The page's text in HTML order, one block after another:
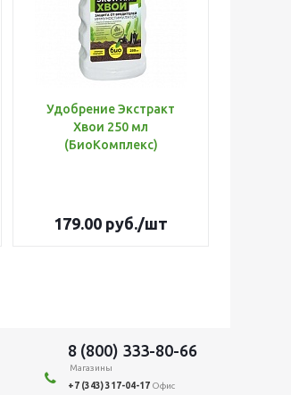
Удобрение Экстракт
Хвои 250 мл
(БиоКомплекс)
179.00 руб./шт
8 (800) 333-80-66
Магазины
+7 (343) 317-04-17 Офис